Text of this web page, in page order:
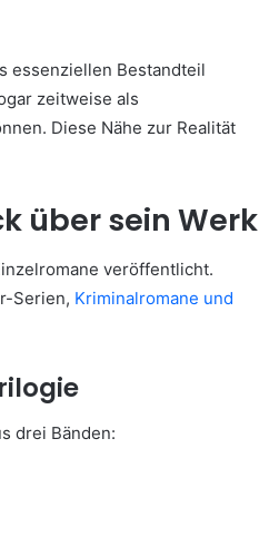
essenziellen Bestandteil
zeitweise als
Diese Nähe zur Realität
über sein Werk
veröffentlicht.
Serien, Kriminalromane und
drei Bänden: